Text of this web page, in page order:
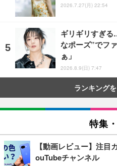
2026.7.27(月) 22:54
ギリギリすぎ
なポーズ”でフ
ぁ」
2026.8.9(日) 7:47
ランキング
特集
【動画レビュー】注
ouTubeチャンネル